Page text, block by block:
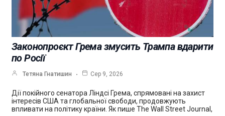
Законопроєкт Грема змусить Трампа вдарити
по Росії
Тетяна Гнатишин Сер 9, 2026
Дії покійного сенатора Ліндсі Грема, спрямовані на захист
інтересів США та глобальної свободи, продовжують
впливати на політику країни. Як пише The Wall Street Journal,